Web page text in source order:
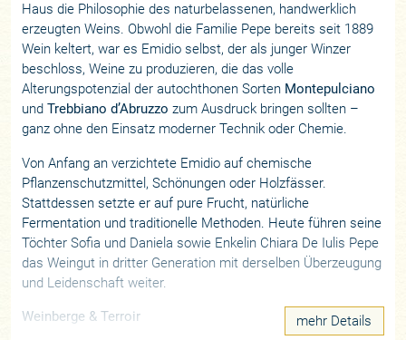
Haus die Philosophie des naturbelassenen, handwerklich
erzeugten Weins. Obwohl die Familie Pepe bereits seit 1889
Wein keltert, war es Emidio selbst, der als junger Winzer
beschloss, Weine zu produzieren, die das volle
Alterungspotenzial der autochthonen Sorten Montepulciano
undTrebbiano d’Abruzzo zum Ausdruck bringen sollten –
ganz ohne den Einsatz moderner Technik oder Chemie.
Von Anfang an verzichtete Emidio auf chemische
Pflanzenschutzmittel, Schönungen oder Holzfässer.
Stattdessen setzte er auf pure Frucht, natürliche
Fermentation und traditionelle Methoden. Heute führen seine
Töchter Sofia und Daniela sowie Enkelin Chiara De Iulis Pepe
das Weingut in dritter Generation mit derselben Überzeugung
und Leidenschaft weiter.
Weinberge & Terroir
mehr Details